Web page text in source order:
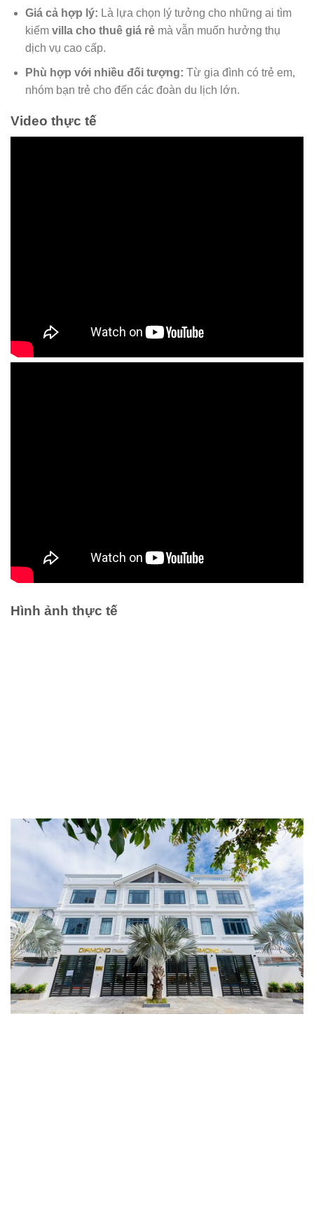
Giá cả hợp lý: Là lựa chọn lý tưởng cho những ai tìm
kiếm villa cho thuê giá rẻmà vẫn muốn hưởng thụ
dịch vụ cao cấp.
Phù hợp với nhiều đối tượng: Từ gia đình có trẻ em,
nhóm bạn trẻ cho đến các đoàn du lịch lớn.
Video thực tế
Hình ảnh thực tế